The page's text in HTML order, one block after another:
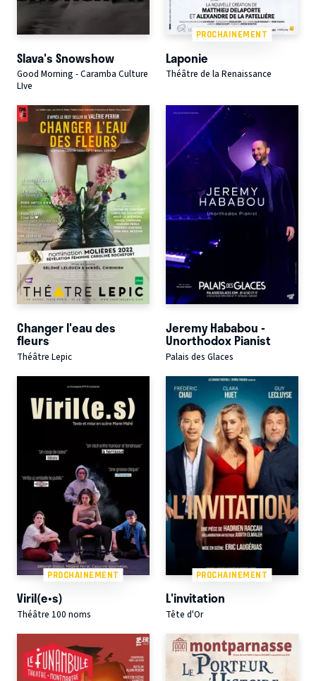
Slava's Snowshow
Good Morning - Caramba Culture
LIve
PROCHAINEMENT
Laponie
Théâtre de la Renaissance
Changer l'eau des
fleurs
Théâtre Lepic
Jeremy Hababou -
Unorthodox Pianist
Palais des Glaces
PROCHAINEMENT
Viril(e•s)
Théâtre 100 noms
PROCHAINEMENT
L'invitation
Tête d'Or